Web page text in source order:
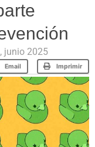
junio 2025
Email Imprimir